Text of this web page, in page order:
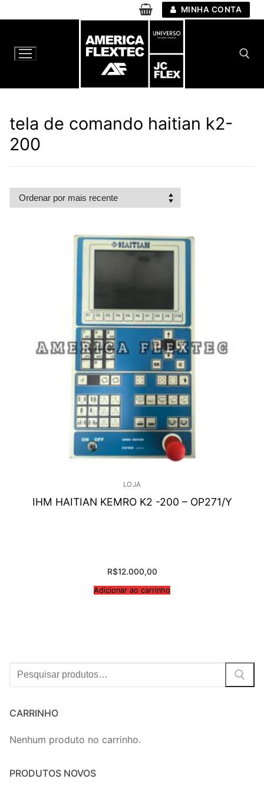
para
conteúdo
MINHA CONTA
tela de comando haitian k2-
200
LOJA
IHM HAITIAN KEMRO K2 -200 – OP271/Y
R$12.000,00
Adicionar ao carrinho
Procurar:
CARRINHO
Nenhum produto no carrinho.
PRODUTOS NOVOS